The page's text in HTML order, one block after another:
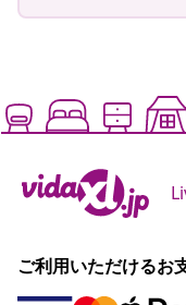
ご利用いただけるお